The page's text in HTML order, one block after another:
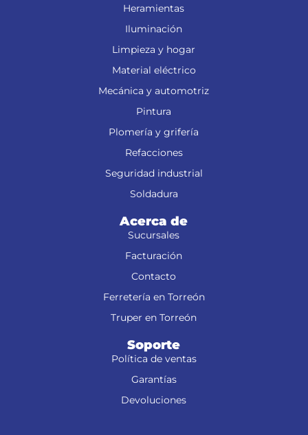
Heramientas
Iluminación
Limpieza y hogar
Material eléctrico
Mecánica y automotriz
Pintura
Plomería y grifería
Refacciones
Seguridad industrial
Soldadura
Acerca de
Sucursales
Facturación
Contacto
Ferretería en Torreón
Truper en Torreón
Soporte
Política de ventas
Garantías
Devoluciones